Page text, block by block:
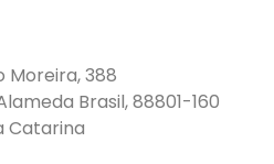
Moreira, 388
Brasil, 88801-160
Catarina